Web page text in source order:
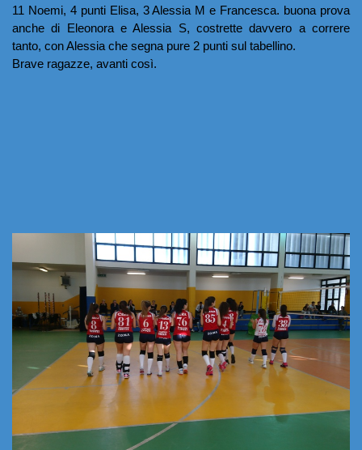
11 Noemi, 4 punti Elisa, 3 Alessia M e Francesca. buona prova
anche di Eleonora e Alessia S, costrette davvero a correre
tanto, con Alessia che segna pure 2 punti sul tabellino.
Brave ragazze, avanti così.